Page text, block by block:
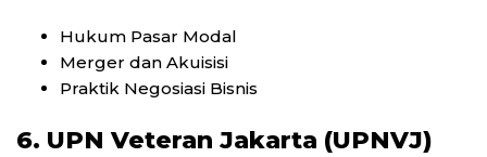
Hukum Pasar Modal
Merger dan Akuisisi
Praktik Negosiasi Bisnis
6. UPN Veteran Jakarta (UPNVJ)